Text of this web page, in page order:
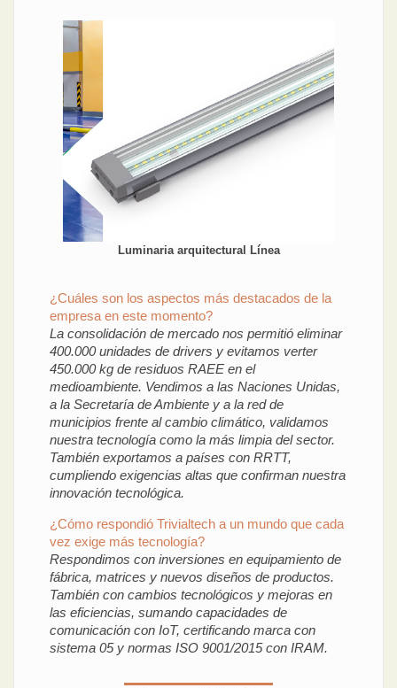
Luminaria arquitectural Línea
¿Cuáles son los aspectos más destacados de la
empresa en este momento?
La consolidación de mercado nos permitió eliminar
400.000 unidades de drivers y evitamos verter
450.000 kg de residuos RAEE en el
medioambiente. Vendimos a las Naciones Unidas,
a la Secretaría de Ambiente y a la red de
municipios frente al cambio climático, validamos
nuestra tecnología como la más limpia del sector.
También exportamos a países con RRTT,
cumpliendo exigencias altas que confirman nuestra
innovación tecnológica.
¿Cómo respondió Trivialtech a un mundo que cada
vez exige más tecnología?
Respondimos con inversiones en equipamiento de
fábrica, matrices y nuevos diseños de productos.
También con cambios tecnológicos y mejoras en
las eficiencias, sumando capacidades de
comunicación con IoT, certificando marca con
sistema 05 y normas ISO 9001/2015 con IRAM.